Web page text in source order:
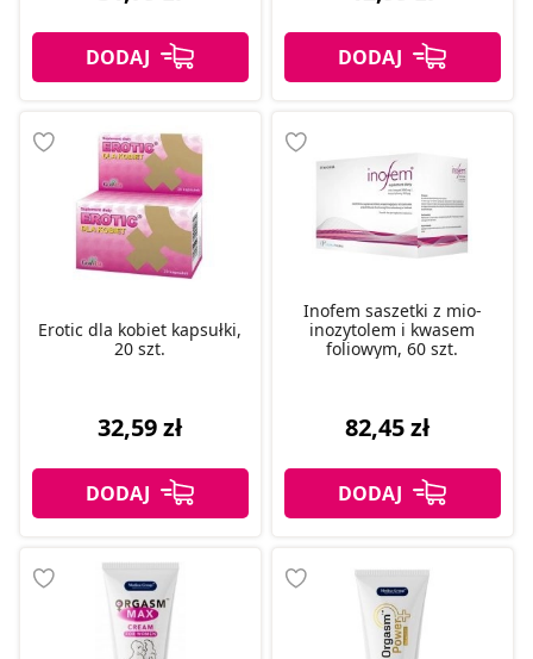
Erotic dla kobiet kapsułki,
20 szt.
32,59 zł
Inofem saszetki z mio-
inozytolem i kwasem
foliowym, 60 szt.
82,45 zł